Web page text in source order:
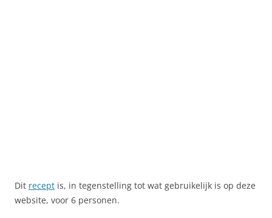
Dit recept is, in tegenstelling tot wat gebruikelijk is op deze
website, voor 6 personen.